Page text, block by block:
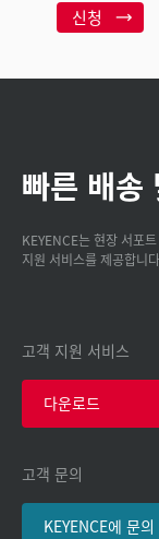
신청
빠른 배송
KEYENCE는 현장 서포
지원 서비스를 제공합니
고객 지원 서비스
다운로드
고객 문의
KEYENCE에 문의